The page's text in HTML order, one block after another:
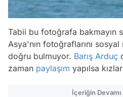
Tabii bu fotoğrafa bakmayın
Asya'nın fotoğraflarını
doğru bulmuyor. Barış Arduç
zaman paylaşım yapılsa
İçeriğin Devamı